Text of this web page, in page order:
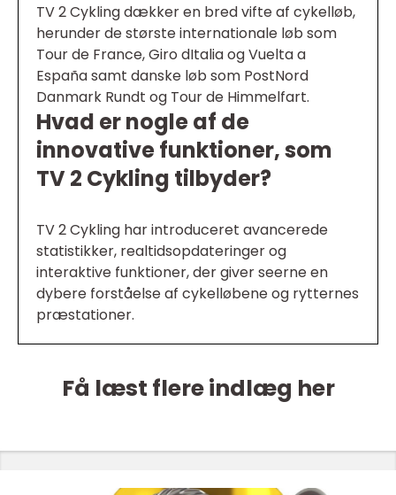
TV 2 Cykling dækker en bred vifte af cykelløb,
herunder de største internationale løb som
Tour de France, Giro dItalia og Vuelta a
España samt danske løb som PostNord
Danmark Rundt og Tour de Himmelfart.
Hvad er nogle af de
innovative funktioner, som
TV 2 Cykling tilbyder?
TV 2 Cykling har introduceret avancerede
statistikker, realtidsopdateringer og
interaktive funktioner, der giver seerne en
dybere forståelse af cykelløbene og rytternes
præstationer.
Få læst flere indlæg her